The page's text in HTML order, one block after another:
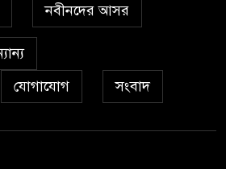
নবীনদের আসর
যোগাযোগ সংবাদ